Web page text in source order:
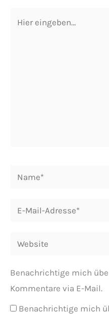
eingeben…
Name*
Website
Benachrichtige mich
Kommentare via E-Mail.
Benachrichtige mich